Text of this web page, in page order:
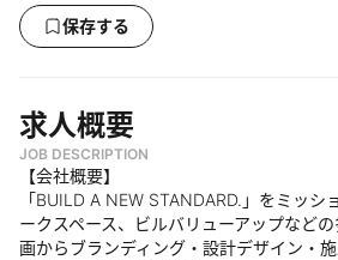
保存する
求人概要
JOB DESCRIPTION
【会社概要】
「BUILD A NEW STANDARD.」をミッシ
ークスペース、ビルバリューアップなど
画からブランディング・設計デザイン・